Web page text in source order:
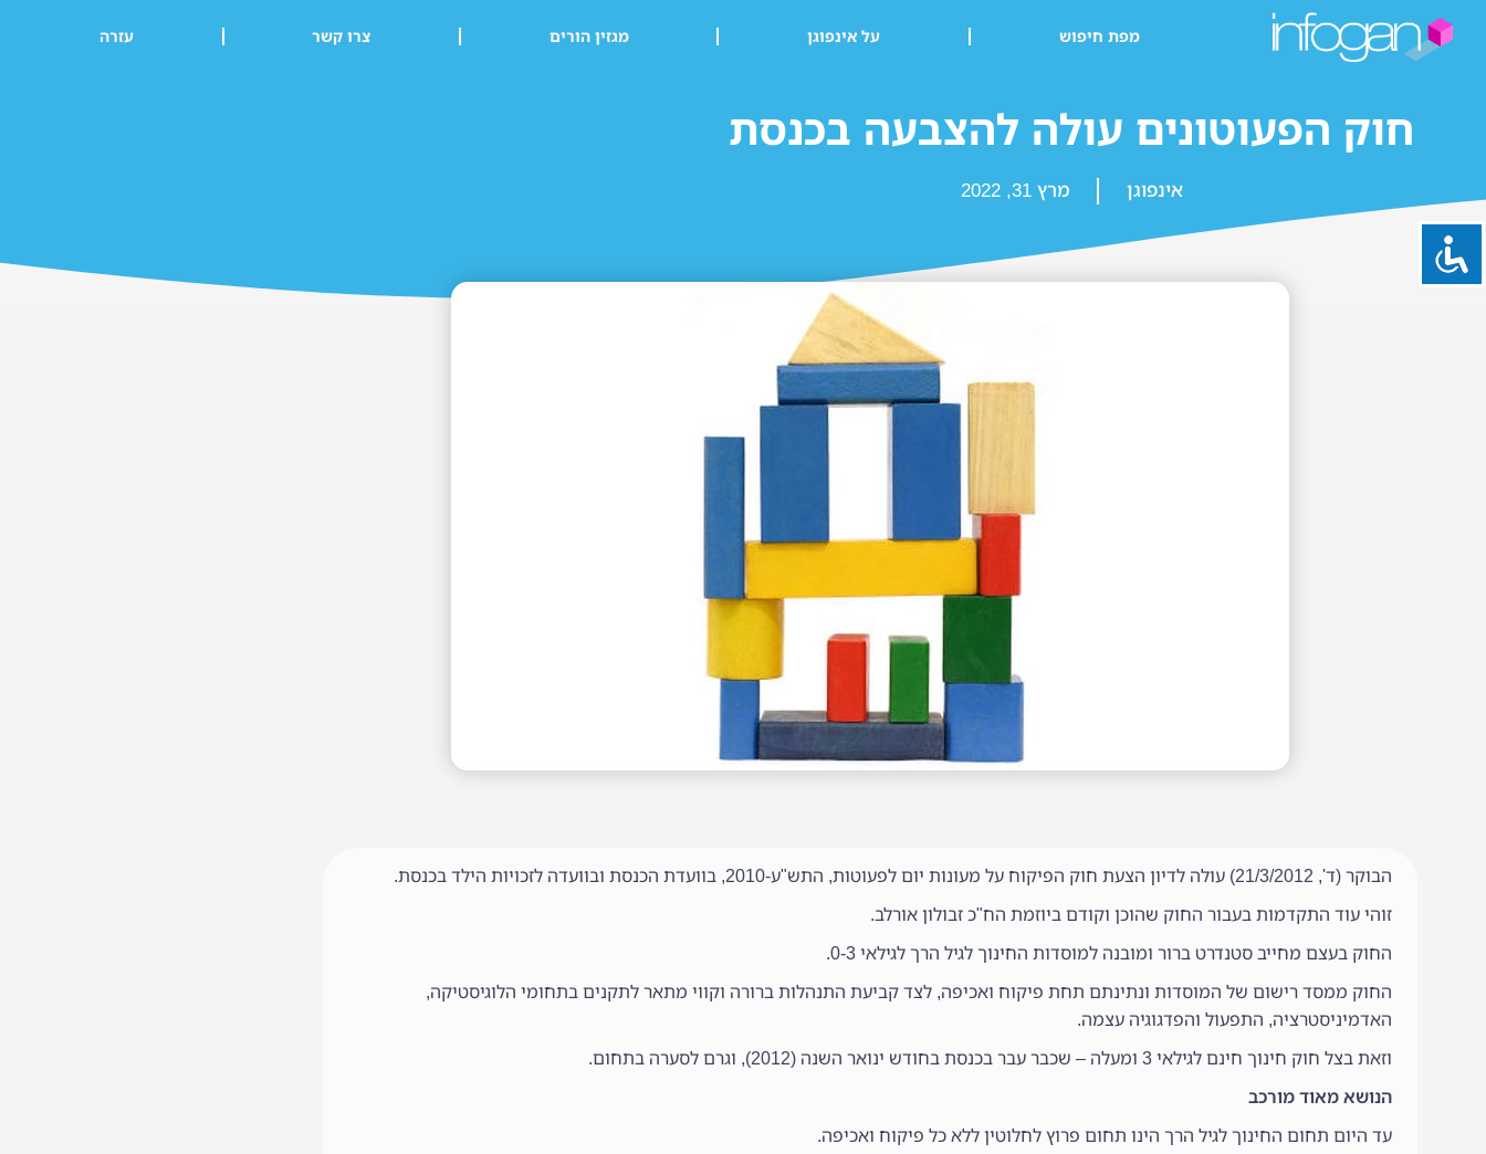
מפת חיפוש על אינפוגן מגזין הורים צרו קשר עזרה
חוק הפעוטונים עולה להצבעה בכנסת
אינפוגן מרץ 31, 2022
הבוקר (ד', 21/3/2012) עולה לדיון הצעת חוק הפיקוח על מעונות יום לפעוטות, התש"ע-2010, בוועדת הכנסת ובוועדה לזכויות הילד בכנסת.
זוהי עוד התקדמות בעבור החוק שהוכן וקודם ביוזמת הח"כ זבולון אורלב.
החוק בעצם מחייב סטנדרט ברור ומובנה למוסדות החינוך לגיל הרך לגילאי 0-3.
החוק ממסד רישום של המוסדות ונתינתם תחת פיקוח ואכיפה, לצד קביעת התנהלות ברורה וקווי מתאר לתקנים בתחומי הלוגיסטיקה,
האדמיניסטרציה, התפעול והפדגוגיה עצמה.
וזאת בצל חוק חינוך חינם לגילאי 3 ומעלה – שכבר עבר בכנסת בחודש ינואר השנה (2012), וגרם לסערה בתחום.
הנושא מאוד מורכב
עד היום תחום החינוך לגיל הרך הינו תחום פרוץ לחלוטין ללא כל פיקוח ואכיפה.